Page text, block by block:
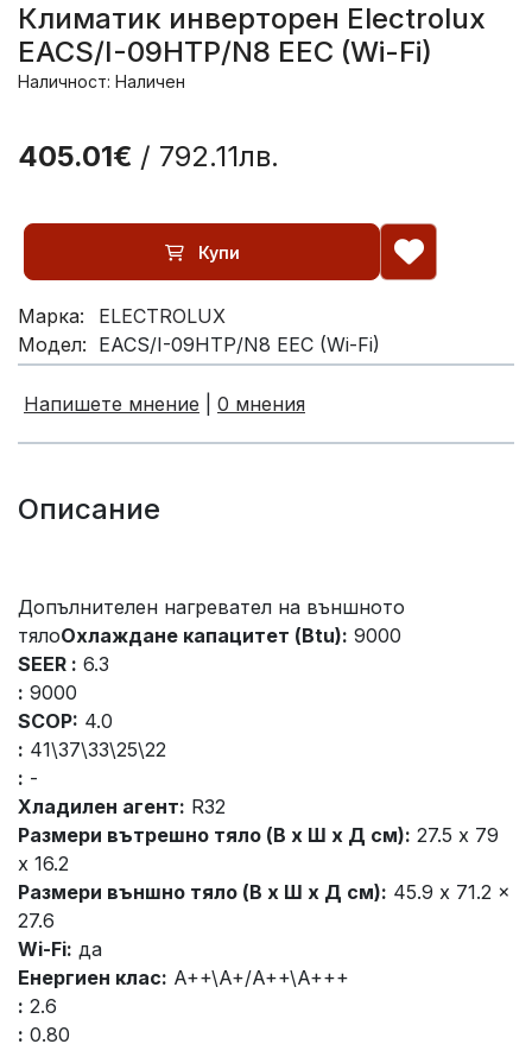
Климатик инверторен Electrolux
EACS/I-09HTP/N8 EEC (Wi-Fi)
Наличност: Наличен
405.01€ / 792.11лв.
Купи
Марка:
ELECTROLUX
Модел: EACS/I-09HTP/N8 EEC (Wi-Fi)
Напишете мнение 0 мнения
Описание
Допълнителен нагревател на външното
тялоОхлаждане капацитет (Btu): 9000
SEER : 6.3
: 9000
SCOP: 4.0
: 41\37\33\25\22
: -
Хладилен агент: R32
Размери вътрешно тяло (В x Ш x Д см): 27.5 x 79
x 16.2
Размери външно тяло (В x Ш x Д см): 45.9 x 71.2 x
27.6
Wi-Fi: да
Енергиен клас: A++\A+/A++\A+++
: 2.6
: 0.80